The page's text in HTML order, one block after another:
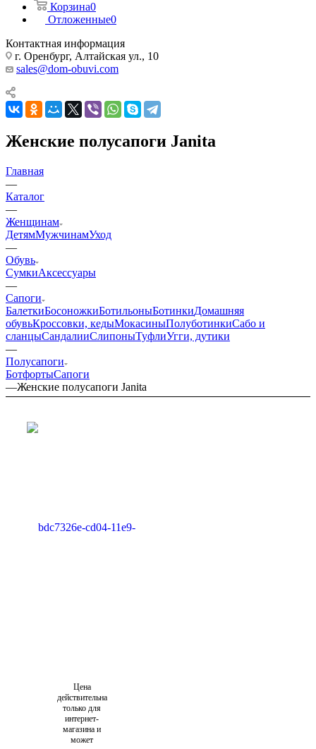
Корзина0
Отложенные0
Контактная информация
г. Оренбург, Алтайская ул., 10
sales@dom-obuvi.com
Женские полусапоги Janita
Главная
—
Каталог
—
Женщинам
ДетямМужчинамУход
—
Обувь
СумкиАксессуары
—
Сапоги
БалеткиБосоножкиБотильоныБотинкиДомашняя
обувьКроссовки, кедыМокасиныПолуботинкиСабо и
сланцыСандалииСлипоныТуфлиУгги, дутики
—
Полусапоги
БотфортыСапоги
—Женские полусапоги Janita
Цена
действительна
только для
интернет-
магазина и
может